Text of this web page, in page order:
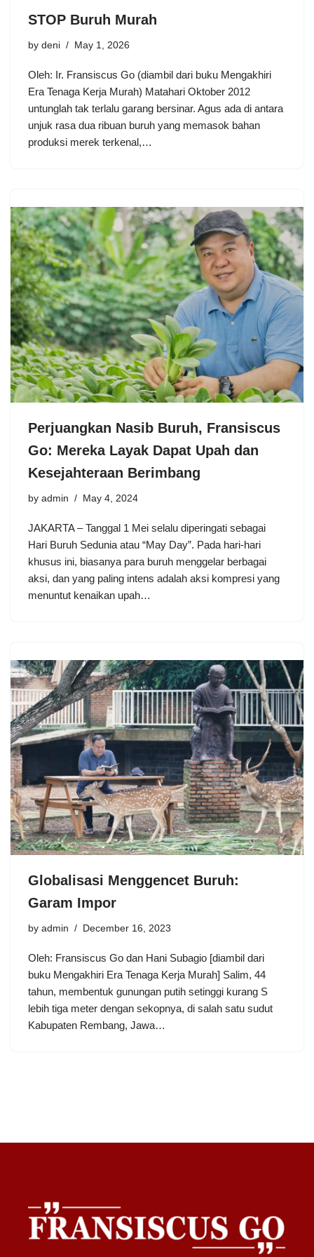
STOP Buruh Murah
by deni May 1, 2026
Oleh: Ir. Fransiscus Go (diambil dari buku Mengakhiri
Era Tenaga Kerja Murah) Matahari Oktober 2012
untunglah tak terlalu garang bersinar. Agus ada di antara
unjuk rasa dua ribuan buruh yang memasok bahan
produksi merek terkenal,…
Perjuangkan Nasib Buruh, Fransiscus
Go: Mereka Layak Dapat Upah dan
Kesejahteraan Berimbang
by admin May 4, 2024
JAKARTA – Tanggal 1 Mei selalu diperingati sebagai
Hari Buruh Sedunia atau “May Day”. Pada hari-hari
khusus ini, biasanya para buruh menggelar berbagai
aksi, dan yang paling intens adalah aksi kompresi yang
menuntut kenaikan upah…
Globalisasi Menggencet Buruh:
Garam Impor
by admin December 16, 2023
Oleh: Fransiscus Go dan Hani Subagio [diambil dari
buku Mengakhiri Era Tenaga Kerja Murah] Salim, 44
tahun, membentuk gunungan putih setinggi kurang S
lebih tiga meter dengan sekopnya, di salah satu sudut
Kabupaten Rembang, Jawa…